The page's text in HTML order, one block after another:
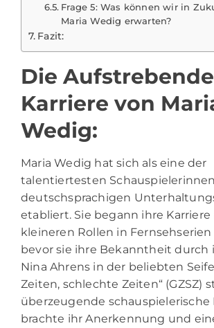
Frage 5: Was können wir in
Maria Wedig erwarten?
Fazit:
Die Aufstrebende
Karriere von
Wedig:
Maria Wedig hat sich als eine der
talentiertesten
deutschsprachigen
etabliert. Sie begann ihre
kleineren Rollen in
bevor sie ihre Bekanntheit durch
Nina Ahrens in der beliebten
Zeiten, schlechte Zeiten“ (GZSZ)
überzeugende schauspielerische
brachte ihr Anerkennung und